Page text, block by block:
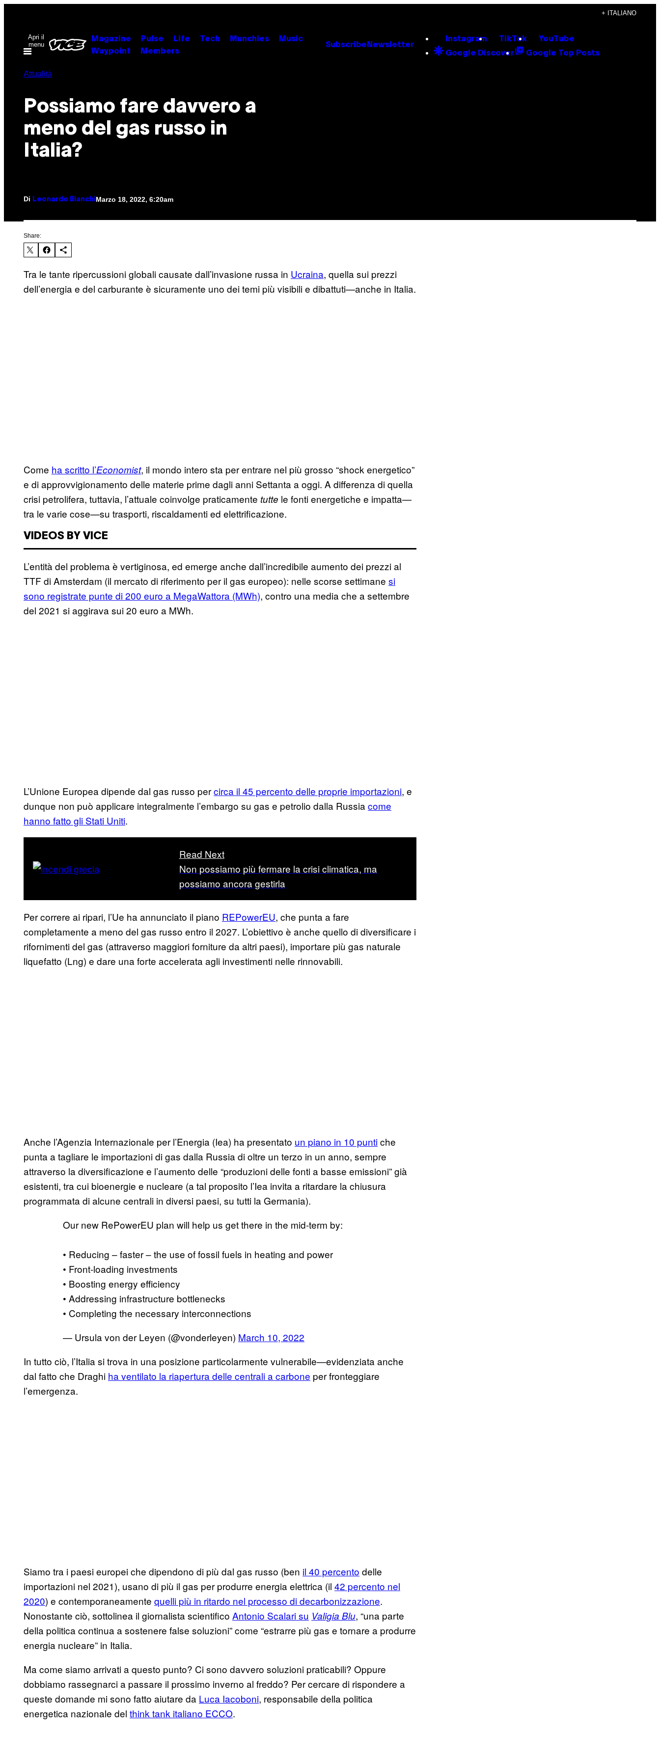
contenuto
+ ITALIANO
Apri il
menu
Magazine Pulse Life Tech Munchies
Music
Waypoint
Members
Subscribe Newsletter
Instagram TikTok YouTube
Google Discover Google Top Posts
Attualità
Possiamo fare davvero a
meno del gas russo in
Italia?
Di Leonardo Bianchi Marzo 18, 2022, 6:20am
Share:
Tra le tante ripercussioni globali causate dall’invasione russa in Ucraina, quella sui prezzi
dell’energia e del carburante è sicuramente uno dei temi più visibili e dibattuti—anche in Italia.
Come ha scritto l’Economist, il mondo intero sta per entrare nel più grosso “shock energetico”
e di approvvigionamento delle materie prime dagli anni Settanta a oggi. A differenza di quella
crisi petrolifera, tuttavia, l’attuale coinvolge praticamente tutte le fonti energetiche e impatta—
tra le varie cose—su trasporti, riscaldamenti ed elettrificazione.
VIDEOS BY VICE
L’entità del problema è vertiginosa, ed emerge anche dall’incredibile aumento dei prezzi al
TTF di Amsterdam (il mercato di riferimento per il gas europeo): nelle scorse settimane si
sono registrate punte di 200 euro a MegaWattora (MWh), contro una media che a settembre
del 2021 si aggirava sui 20 euro a MWh.
L’Unione Europea dipende dal gas russo percirca il 45 percento delle proprie importazioni, e
dunque non può applicare integralmente l’embargo su gas e petrolio dalla Russia come
hanno fatto gli Stati Uniti.
Read Next
Non possiamo più fermare la crisi climatica, ma
possiamo ancora gestirla
Per correre ai ripari, l’Ue ha annunciato il piano REPowerEU, che punta a fare
completamente a meno del gas russo entro il 2027. L’obiettivo è anche quello di diversificare i
rifornimenti del gas (attraverso maggiori forniture da altri paesi), importare più gas naturale
liquefatto (Lng) e dare una forte accelerata agli investimenti nelle rinnovabili.
Anche l’Agenzia Internazionale per l’Energia (Iea) ha presentato un piano in 10 puntiche
punta a tagliare le importazioni di gas dalla Russia di oltre un terzo in un anno, sempre
attraverso la diversificazione e l’aumento delle “produzioni delle fonti a basse emissioni” già
esistenti, tra cui bioenergie e nucleare (a tal proposito l’Iea invita a ritardare la chiusura
programmata di alcune centrali in diversi paesi, su tutti la Germania).
Our new RePowerEU plan will help us get there in the mid-term by:
• Reducing – faster – the use of fossil fuels in heating and power
• Front-loading investments
• Boosting energy efficiency
• Addressing infrastructure bottlenecks
• Completing the necessary interconnections
— Ursula von der Leyen (@vonderleyen) March 10, 2022
In tutto ciò, l’Italia si trova in una posizione particolarmente vulnerabile—evidenziata anche
dal fatto che Draghi ha ventilato la riapertura delle centrali a carbone per fronteggiare
l’emergenza.
Siamo tra i paesi europei che dipendono di più dal gas russo (ben il 40 percento delle
importazioni nel 2021), usano di più il gas per produrre energia elettrica (il 42 percento nel
2020) e contemporaneamente quelli più in ritardo nel processo di decarbonizzazione.
Nonostante ciò, sottolinea il giornalista scientifico Antonio Scalari su Valigia Blu, “una parte
della politica continua a sostenere false soluzioni” come “estrarre più gas e tornare a produrre
energia nucleare” in Italia.
Ma come siamo arrivati a questo punto? Ci sono davvero soluzioni praticabili? Oppure
dobbiamo rassegnarci a passare il prossimo inverno al freddo? Per cercare di rispondere a
queste domande mi sono fatto aiutare da Luca Iacoboni, responsabile della politica
energetica nazionale del think tank italiano ECCO.